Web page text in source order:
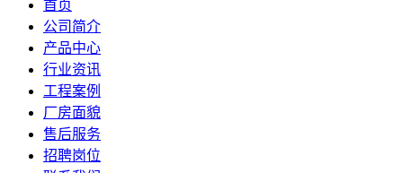
首页
公司简介
产品中心
行业资讯
工程案例
厂房面貌
售后服务
招聘岗位